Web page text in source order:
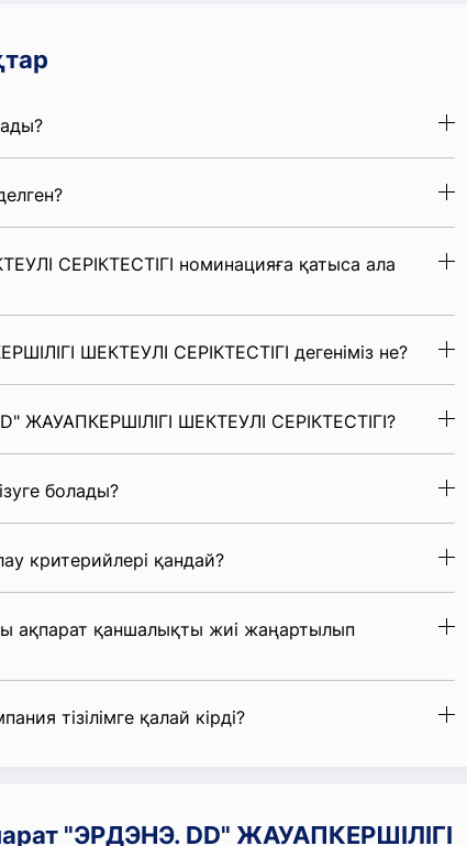
СЕРІКТЕСТІГІ номинацияға қатыса ала
ШЕКТЕУЛІ СЕРІКТЕСТІГІ дегеніміз не?
ЖАУАПКЕРШІЛІГІ ШЕКТЕУЛІ СЕРІКТЕСТІГІ?
болады?
критерийлері қандай?
ақпарат қаншалықты жиі жаңартылып
тізілімге қалай кірді?
"ЭРДЭНЭ. DD" ЖАУАПКЕРШІЛІГІ